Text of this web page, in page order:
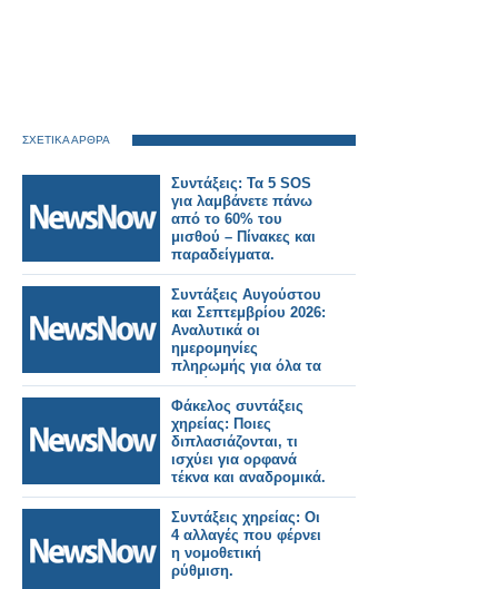
ΣΧΕΤΙΚΑ ΑΡΘΡΑ
Συντάξεις: Τα 5 SOS
για λαμβάνετε πάνω
από το 60% του
μισθού – Πίνακες και
παραδείγματα.
Συντάξεις Αυγούστου
και Σεπτεμβρίου 2026:
Αναλυτικά οι
ημερομηνίες
πληρωμής για όλα τα
Ταμεία.
Φάκελος συντάξεις
χηρείας: Ποιες
διπλασιάζονται, τι
ισχύει για ορφανά
τέκνα και αναδρομικά.
Συντάξεις χηρείας: Οι
4 αλλαγές που φέρνει
η νομοθετική
ρύθμιση.